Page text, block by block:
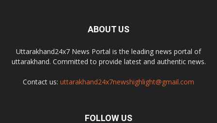
ABOUT US
Uttarakhand24x7 News Portal is the leading news portal of
uttarakhand. Committed to provide latest and authentic news.
Contact us: uttarakhand24x7newshighlight@gmail.com
FOLLOW US